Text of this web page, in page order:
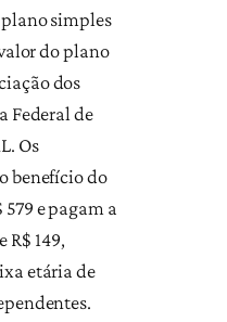
simples
do plano
dos
Federal de
Os
benefício do
e pagam a
149,
etária de